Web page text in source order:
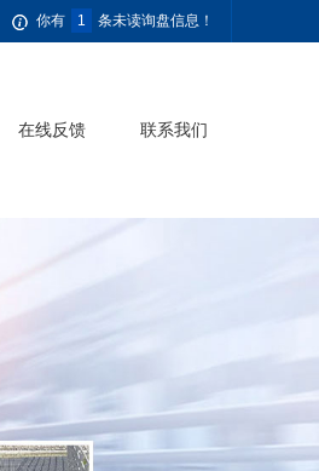
你有 1 条未读询盘信息！
在线反馈 联系我们